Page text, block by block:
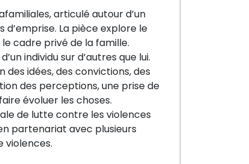
articulé autour d’un
d’emprise. La pièce explore le
cadre privé de la famille.
individu sur d’autres que lui.
idées, des convictions, des
des perceptions, une prise de
évoluer les choses.
de lutte contre les violences
partenariat avec plusieurs
violences.